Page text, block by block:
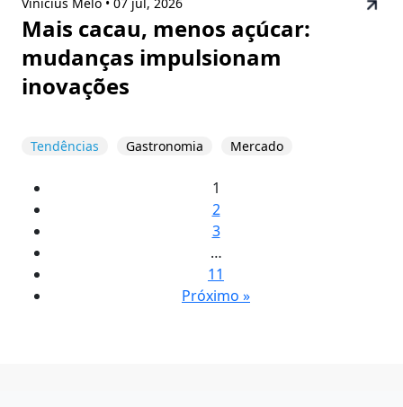
Mais cacau, menos açúcar:
mudanças impulsionam
inovações
Tendências Gastronomia Mercado
1
2
3
…
11
Próximo »